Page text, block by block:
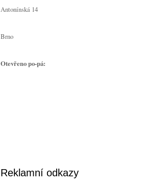
Antonínská 14
Brno
Otevřeno po-pá:
Reklamní odkazy